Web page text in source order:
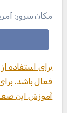
مکان سرور:
آموزش این